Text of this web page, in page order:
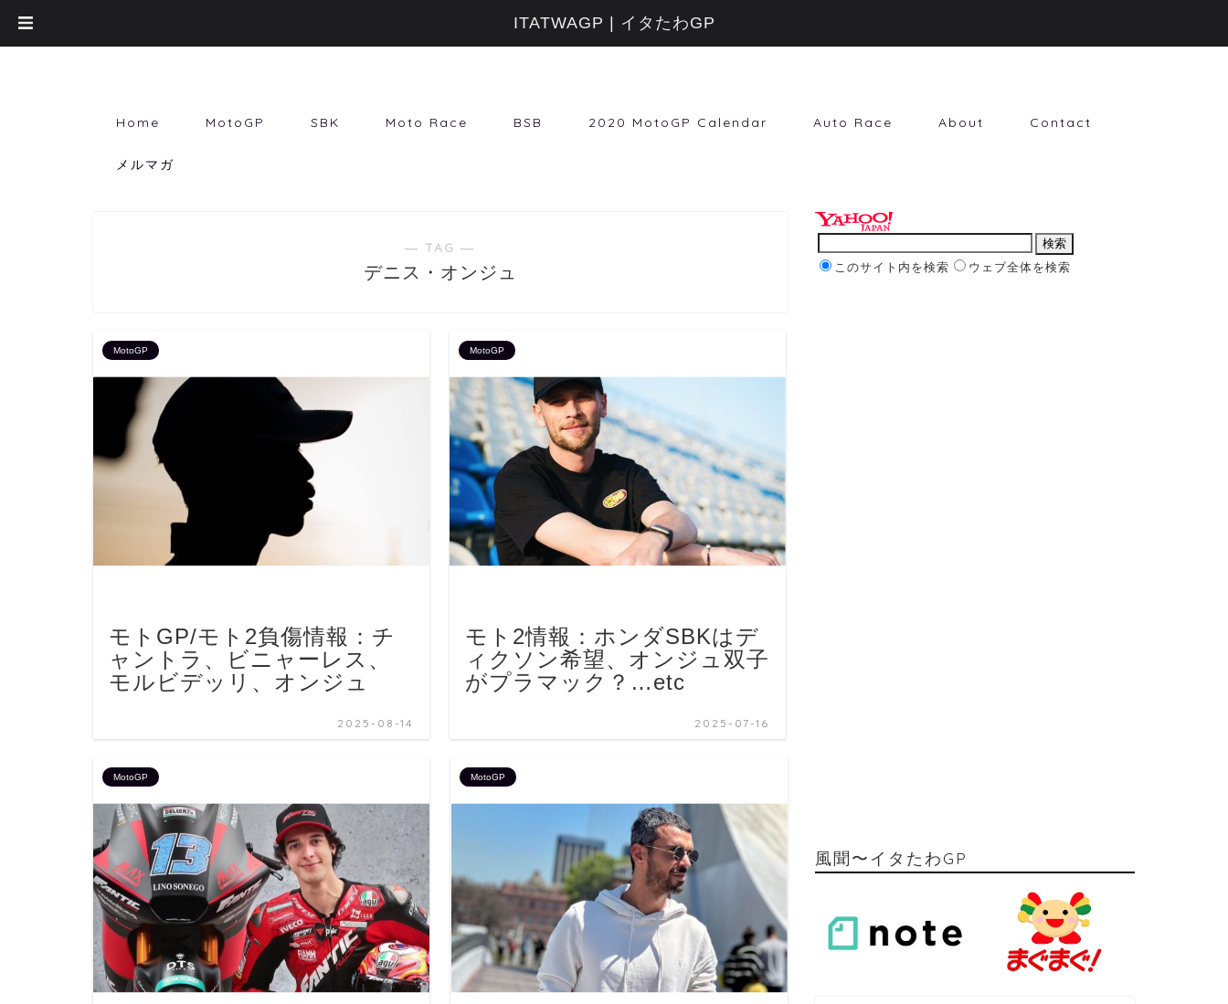
Home MotoGP SBK Moto Race BSB 2020 MotoGP Calendar Auto Race About Contact
メルマガ
― TAG ―
デニス・オンジュ
MotoGP
モトGP/モト2負傷情報：チ
ャントラ、ビニャーレス、
モルビデッリ、オンジュ
2025-08-14
MotoGP
モト2情報：ホンダSBKはデ
ィクソン希望、オンジュ双子
がプラマック？…etc
2025-07-16
MotoGP MotoGP
このサイト内を検索 ウェブ全体を検索
風聞〜イタたわGP
ITATWAGP | イタたわGP